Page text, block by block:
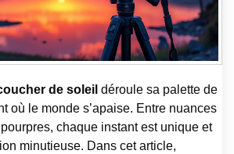
de soleil déroule sa palette de
où le monde s’apaise. Entre nuances
chaque instant est unique et
minutieuse. Dans cet article,